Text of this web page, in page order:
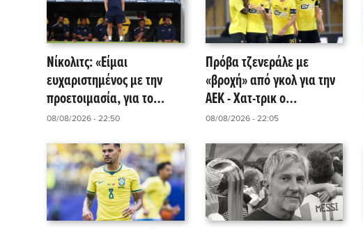
Νίκολιτς: «Είμαι
ευχαριστημένος με την
προετοιμασία, για το
Super Cup και τα playoffs
αυτή θα είναι η ομάδα!»
08/08/2026 - 22:50
Πρόβα τζενεράλε με
«βροχή» από γκολ για την
ΑΕΚ - Χατ-τρικ ο
Γκατσίνοβιτς!
08/08/2026 - 22:05